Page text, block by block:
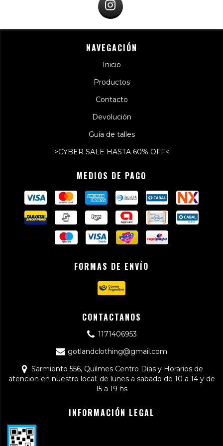
NAVEGACIÓN
Inicio
Productos
Contacto
Devolución
Guía de talles
>CYBER SALE HASTA 60% OFF<
MEDIOS DE PAGO
FORMAS DE ENVÍO
CONTACTANOS
1171406953
gotlandclothing@gmail.com
Sarmiento 556, Quilmes Centro Dias y Horarios de
atencion en nuestro local: de lunes a sabado de 10 a 14 y de
15 a 19 hs
INFORMACIÓN LEGAL